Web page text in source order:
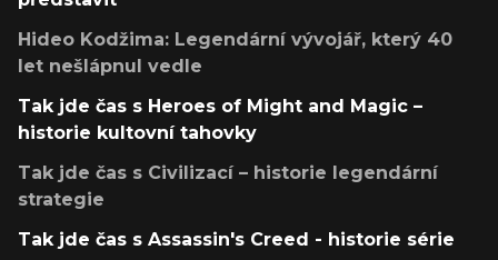
Hideo Kodžima: Legendární vývojář, který 40
let nešlápnul vedle
Tak jde čas s Heroes of Might and Magic –
historie kultovní tahovky
Tak jde čas s Civilizací – historie legendární
strategie
Tak jde čas s Assassin's Creed - historie série